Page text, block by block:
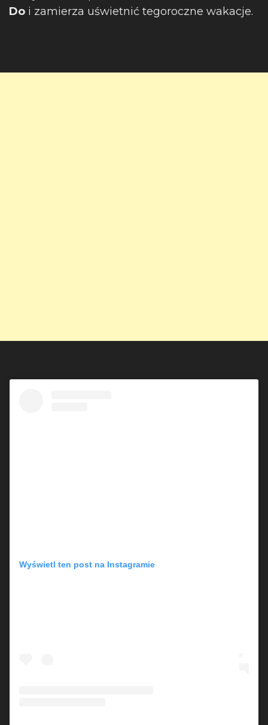
Do i zamierza uświetnić tegoroczne wakacje.
Wyświetl ten post na Instagramie